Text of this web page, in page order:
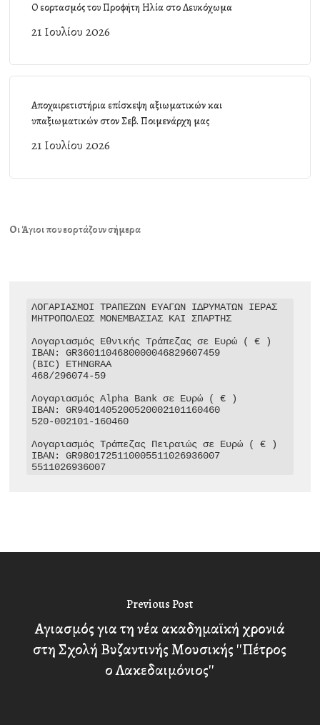
Ο εορτασμός του Προφήτη Ηλία στο Λευκόχωμα
21 Ιουλίου 2026
Αποχαιρετιστήρια επίσκεψη αξιωματικών και
υπαξιωματικών στον Σεβ. Ποιμενάρχη μας
21 Ιουλίου 2026
Οι Άγιοι που εορτάζουν σήμερα
ΛΟΓΑΡΙΑΣΜΟΙ ΤΡΑΠΕΖΩΝ ΕΥΑΓΩΝ ΙΔΡΥΜΑΤΩΝ ΙΕΡΑΣ
ΜΗΤΡΟΠΟΛΕΩΣ ΜΟΝΕΜΒΑΣΙΑΣ ΚΑΙ ΣΠΑΡΤΗΣ
Λογαριασμός Εθνικής Τράπεζας σε Ευρώ ( € )
IBAN: GR3601104680000046829607459
(BIC) ETHNGRAA
468/296074-59
Λογαριασμός Alpha Bank σε Ευρώ ( € )
IBAN: GR9401405200520002101160460
520-002101-160460
Λογαριασμός Τράπεζας Πειραιώς σε Ευρώ ( € )
IBAN: GR9801725110005511026936007
5511026936007
Previous Post
Αγιασμός για τη νέα ακαδημαϊκή χρονιά
στη Σχολή Βυζαντινής Μουσικής ''Πέτρος
ο Λακεδαιμόνιος''